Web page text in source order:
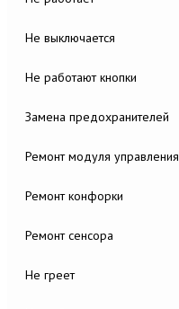
Не выключается
Не работают кнопки
Замена предохранителей
Ремонт модуля управления
Ремонт конфорки
Ремонт сенсора
Не греет